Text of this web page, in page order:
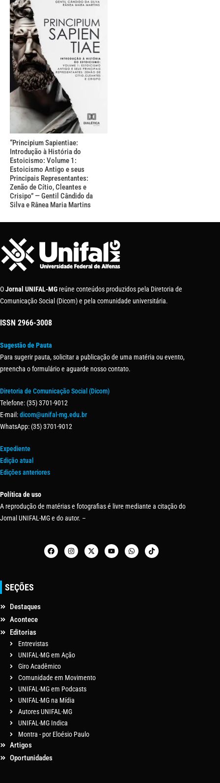
“Principium Sapientiae:
Introdução à História do
Estoicismo: Volume 1:
Estoicismo Antigo e seus
Principais Representantes:
Zenão de Cítio, Cleantes e
Crisipo” — Gentil Cândido da
Silva e Rânea Maria Martins
OJornal UNIFAL-MG reúne conteúdos produzidos pela Diretoria de
Comunicação Social (Dicom) e pela comunidade universitária.
ISSN 2966-3008
Sugestão de Pauta
Para sugerir pauta, solicitar a publicação de uma matéria ou evento,
preencha o formulário e aguarde nosso contato.
Diretoria de Comunicação Social (Dicom)
Telefone: (35) 3701-9012
E-mail:dicom@unifal-mg.edu.br
WhatsApp: (35) 3701-9012
Expediente
Edição atual
Edições anteriores
Política de uso
A reprodução de matérias e fotografias é livre mediante a citação do
Jornal UNIFAL-MG e do autor. –
SEÇÕES
Destaques
Acontece
Editorias
Entrevistas
UNIFAL-MG em Ação
Giro Acadêmico
Comunidade em Movimento
UNIFAL-MG em Podcasts
UNIFAL-MG na Mídia
Autores UNIFAL-MG
UNIFAL-MG Indica
Montra - por Eloésio Paulo
Artigos
Oportunidades